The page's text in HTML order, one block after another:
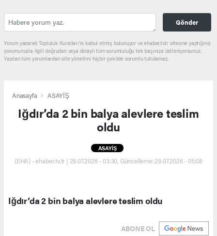
Gönder
Yorum yazarak Topluluk Kuralları’nı kabul etmiş bulunuyor ve ehaber.tv.tr sitesine yaptığınız
yorumunuzla ilgili doğrudan veya dolaylı tüm sorumluluğu tek başınıza üstleniyorsunuz.
Yazılan tüm yorumlardan site yönetimi hiçbir şekilde sorumlu tutulamaz.
Anasayfa ASAYİŞ
Iğdır’da 2 bin balya alevlere teslim
oldu
ASAYİŞ
(EHA) - ehaber.tv.tr | 29.07.2026 - 03:30, Güncelleme: 29.07.2026 - 05:08
Iğdır’da 2 bin balya alevlere teslim oldu
ABONE OL